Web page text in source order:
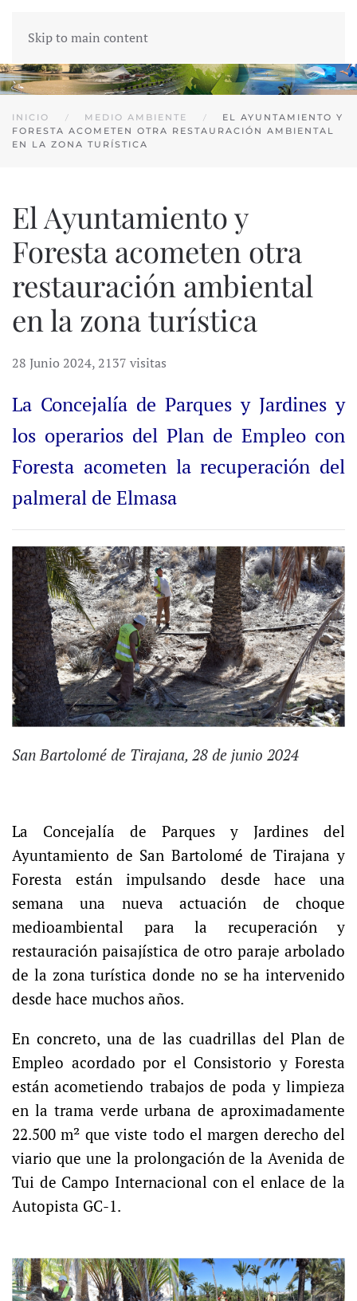
Skip to main content
INICIO MEDIO AMBIENTE
EL AYUNTAMIENTO Y
FORESTA ACOMETEN OTRA RESTAURACIÓN AMBIENTAL
EN LA ZONA TURÍSTICA
El Ayuntamiento y
Foresta acometen otra
restauración ambiental
en la zona turística
28 Junio 2024, 2137 visitas
La Concejalía de Parques y Jardines y
los operarios del Plan de Empleo con
Foresta acometen la recuperación del
palmeral de Elmasa
San Bartolomé de Tirajana, 28 de junio 2024
La Concejalía de Parques y Jardines del
Ayuntamiento de San Bartolomé de Tirajana y
Foresta están impulsando desde hace una
semana una nueva actuación de choque
medioambiental para la recuperación y
restauración paisajística de otro paraje arbolado
de la zona turística donde no se ha intervenido
desde hace muchos años.
En concreto, una de las cuadrillas del Plan de
Empleo acordado por el Consistorio y Foresta
están acometiendo trabajos de poda y limpieza
en la trama verde urbana de aproximadamente
22.500 m² que viste todo el margen derecho del
viario que une la prolongación de la Avenida de
Tui de Campo Internacional con el enlace de la
Autopista GC-1.